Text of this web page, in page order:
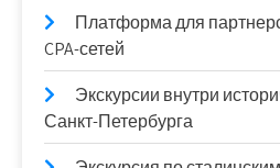
Платформа для
CPA-сетей
Экскурсии внутри
Санкт-Петербурга